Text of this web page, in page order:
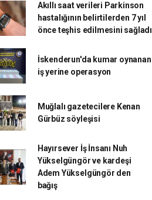
Akıllı saat verileri Parkinson
hastalığının belirtilerden 7 yıl
önce teşhis edilmesini sağladı
İskenderun'da kumar oynanan
iş yerine operasyon
Muğlalı gazetecilere Kenan
Gürbüz söyleşisi
Hayırsever İş İnsanı Nuh
Yükselgüngör ve kardeşi
Adem Yükselgüngör den
bağış